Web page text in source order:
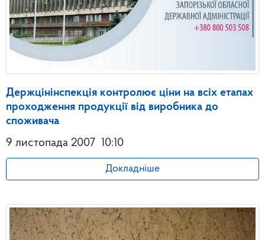
Держцінінспекція контролює ціни на всіх етапах
проходження продукції від виробника до
споживача
9 листопада 2007 10:10
Докладніше